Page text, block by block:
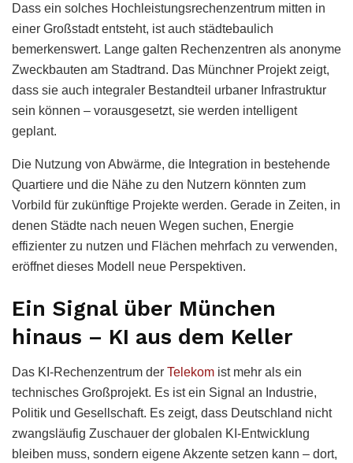
Dass ein solches Hochleistungsrechenzentrum mitten in
einer Großstadt entsteht, ist auch städtebaulich
bemerkenswert. Lange galten Rechenzentren als anonyme
Zweckbauten am Stadtrand. Das Münchner Projekt zeigt,
dass sie auch integraler Bestandteil urbaner Infrastruktur
sein können – vorausgesetzt, sie werden intelligent
geplant.
Die Nutzung von Abwärme, die Integration in bestehende
Quartiere und die Nähe zu den Nutzern könnten zum
Vorbild für zukünftige Projekte werden. Gerade in Zeiten, in
denen Städte nach neuen Wegen suchen, Energie
effizienter zu nutzen und Flächen mehrfach zu verwenden,
eröffnet dieses Modell neue Perspektiven.
Ein Signal über München
hinaus – KI aus dem Keller
Das KI-Rechenzentrum der Telekom ist mehr als ein
technisches Großprojekt. Es ist ein Signal an Industrie,
Politik und Gesellschaft. Es zeigt, dass Deutschland nicht
zwangsläufig Zuschauer der globalen KI-Entwicklung
bleiben muss, sondern eigene Akzente setzen kann – dort,